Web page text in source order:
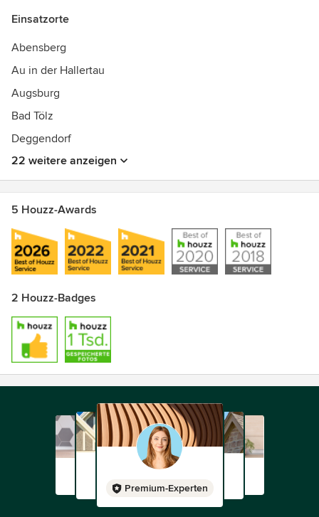
Einsatzorte
Abensberg
Au in der Hallertau
Augsburg
Bad Tölz
Deggendorf
22 weitere anzeigen
5 Houzz-Awards
2 Houzz-Badges
Premium-Experten